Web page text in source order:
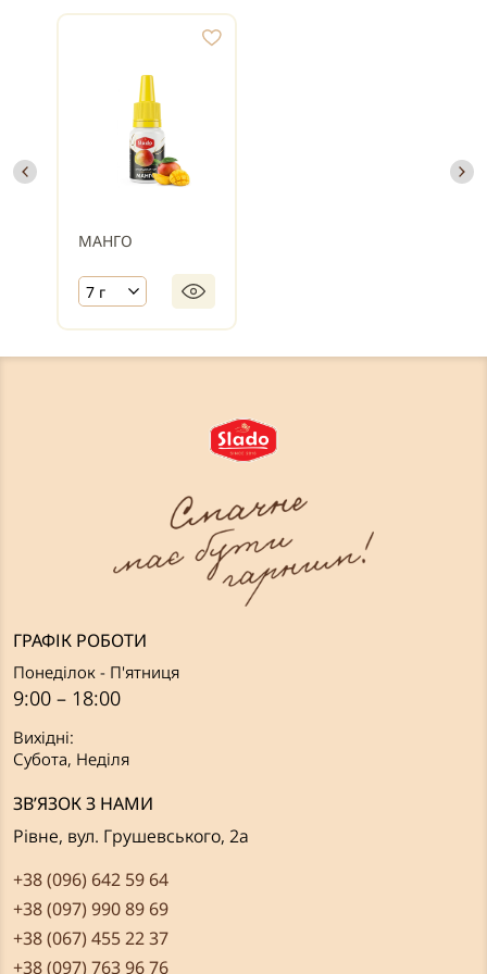
МАНГО
7 г
ГРАФІК РОБОТИ
Понеділок - П'ятниця
9:00 – 18:00
Вихідні:
Субота, Неділя
ЗВ’ЯЗОК З НАМИ
Рівне, вул. Грушевського, 2а
+38 (096) 642 59 64
+38 (097) 990 89 69
+38 (067) 455 22 37
+38 (097) 763 96 76